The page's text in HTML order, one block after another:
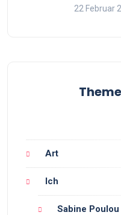
22 Februar
Art
Ich
Sabine Poulou